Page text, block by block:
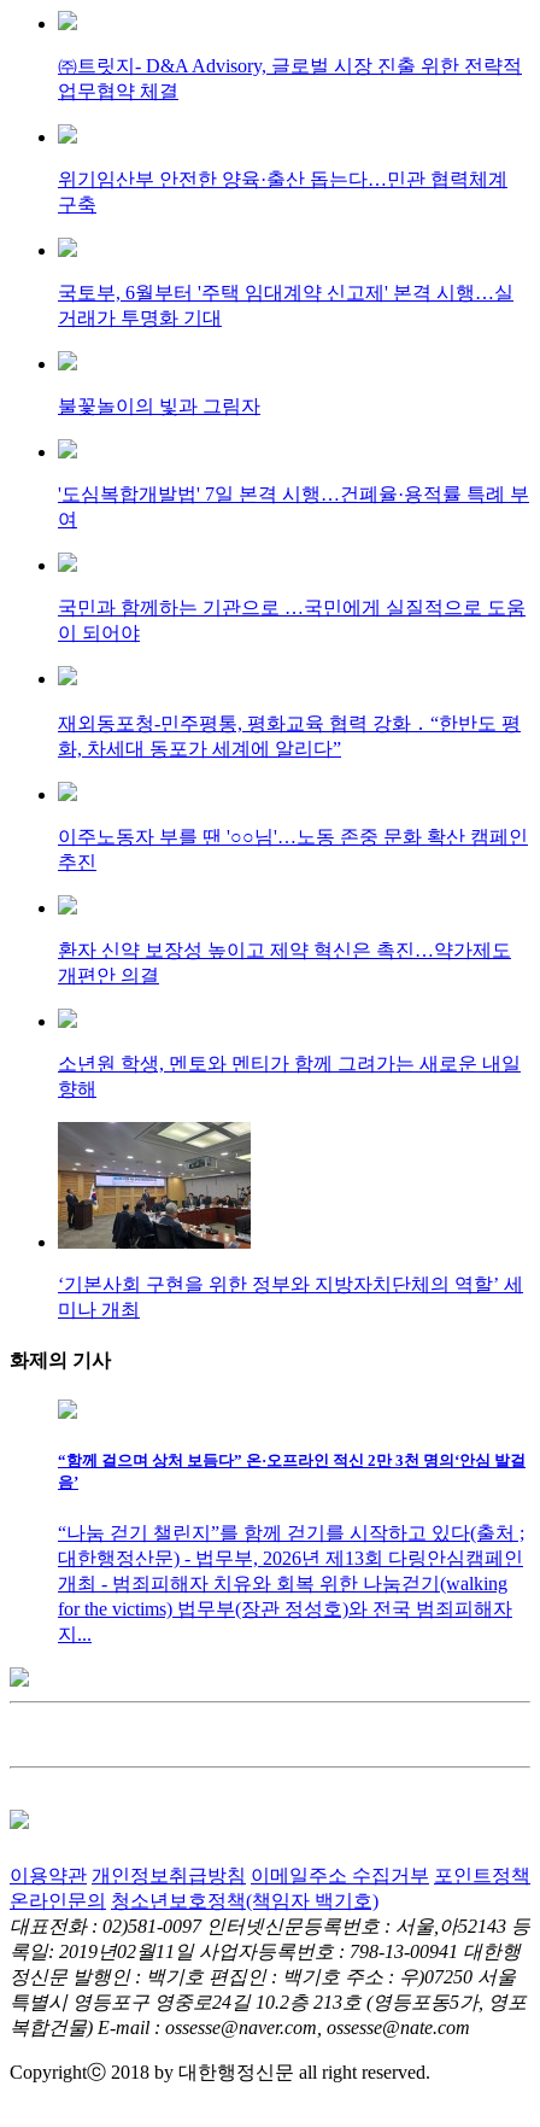
㈜트릿지- D&A Advisory, 글로벌 시장 진출 위한 전략적
업무협약 체결
위기임산부 안전한 양육·출산 돕는다…민관 협력체계
구축
국토부, 6월부터 '주택 임대계약 신고제' 본격 시행…실
거래가 투명화 기대
불꽃놀이의 빛과 그림자
'도심복합개발법' 7일 본격 시행…건폐율·용적률 특례 부
여
국민과 함께하는 기관으로 …국민에게 실질적으로 도움
이 되어야
재외동포청-민주평통, 평화교육 협력 강화 ․ “한반도 평
화, 차세대 동포가 세계에 알리다”
이주노동자 부를 땐 '○○님'…노동 존중 문화 확산 캠페인
추진
환자 신약 보장성 높이고 제약 혁신은 촉진…약가제도
개편안 의결
소년원 학생, 멘토와 멘티가 함께 그려가는 새로운 내일
향해
‘기본사회 구현을 위한 정부와 지방자치단체의 역할’ 세
미나 개최
화제의 기사
“함께 걸으며 상처 보듬다” 온·오프라인 적신 2만 3천 명의‘안심 발걸
음’
“나눔 걷기 챌린지”를 함께 걷기를 시작하고 있다(출처 ;
대한행정산문) - 법무부, 2026년 제13회 다링안심캠페인
개최 - 범죄피해자 치유와 회복 위한 나눔걷기(walking
for the victims) 법무부(장관 정성호)와 전국 범죄피해자
지...
이용약관 개인정보취급방침 이메일주소 수집거부 포인트정책
온라인문의 청소년보호정책(책임자 백기호)
대표전화 : 02)581-0097 인터넷신문등록번호 : 서울,아52143 등
록일: 2019년02월11일 사업자등록번호 : 798-13-00941 대한행
정신문 발행인 : 백기호 편집인 : 백기호 주소 : 우)07250 서울
특별시 영등포구 영중로24길 10.2층 213호 (영등포동5가, 영포
복합건물) E-mail : ossesse@naver.com, ossesse@nate.com
Copyrightⓒ 2018 by 대한행정신문 all right reserved.